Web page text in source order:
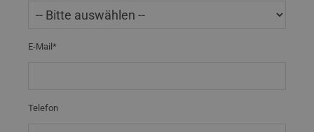
E-Mail*
Telefon